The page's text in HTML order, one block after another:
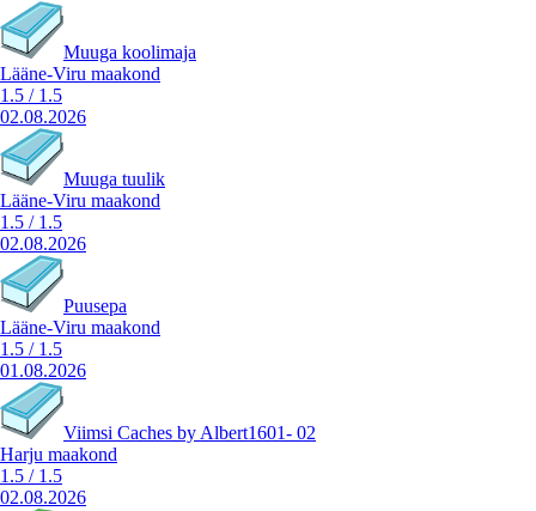
Muuga koolimaja
Lääne-Viru maakond
1.5 / 1.5
02.08.2026
Muuga tuulik
Lääne-Viru maakond
1.5 / 1.5
02.08.2026
Puusepa
Lääne-Viru maakond
1.5 / 1.5
01.08.2026
Viimsi Caches by Albert1601- 02
Harju maakond
1.5 / 1.5
02.08.2026